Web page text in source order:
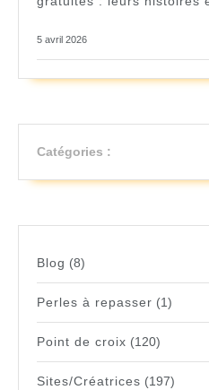
5 avril 2026
Catégories :
Blog (8)
Perles à repasser (1)
Point de croix (120)
Sites/Créatrices (197)